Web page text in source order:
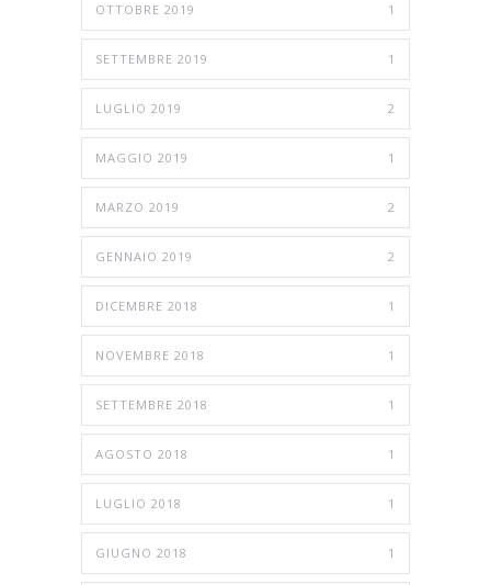
OTTOBRE 2019 1
SETTEMBRE 2019 1
LUGLIO 2019 2
MAGGIO 2019 1
MARZO 2019 2
GENNAIO 2019 2
DICEMBRE 2018 1
NOVEMBRE 2018 1
SETTEMBRE 2018 1
AGOSTO 2018 1
LUGLIO 2018 1
GIUGNO 2018 1